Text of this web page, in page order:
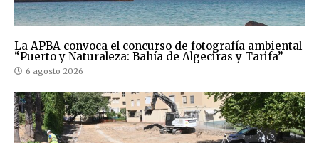
La APBA convoca el concurso de fotografía ambiental
“Puerto y Naturaleza: Bahía de Algeciras y Tarifa”
6 agosto 2026